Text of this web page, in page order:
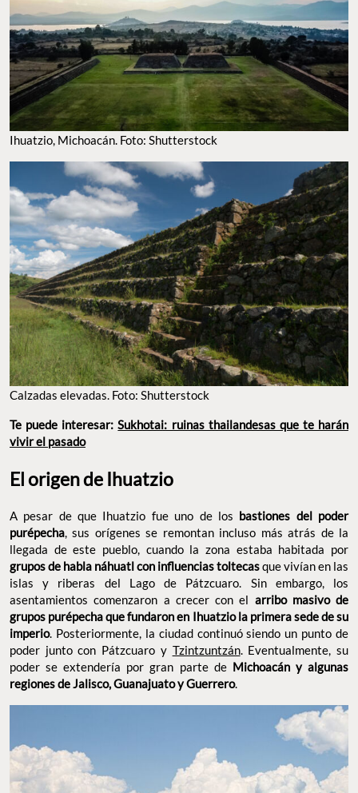
Ihuatzio, Michoacán. Foto: Shutterstock
Calzadas elevadas. Foto: Shutterstock
Te puede interesar:Sukhotai: ruinas thailandesas que te harán
vivir el pasado
El origen de Ihuatzio
A pesar de que Ihuatzio fue uno de los bastiones del poder
purépecha, sus orígenes se remontan incluso más atrás de la
llegada de este pueblo, cuando la zona estaba habitada por
grupos de habla náhuatl con influencias toltecasque vivían en las
islas y riberas del Lago de Pátzcuaro. Sin embargo, los
asentamientos comenzaron a crecer con el arribo masivo de
grupos purépecha que fundaron en Ihuatzio la primera sede de su
imperio. Posteriormente, la ciudad continuó siendo un punto de
poder junto con Pátzcuaro y Tzintzuntzán. Eventualmente, su
poder se extendería por gran parte deMichoacán y algunas
regiones de Jalisco, Guanajuato y Guerrero.